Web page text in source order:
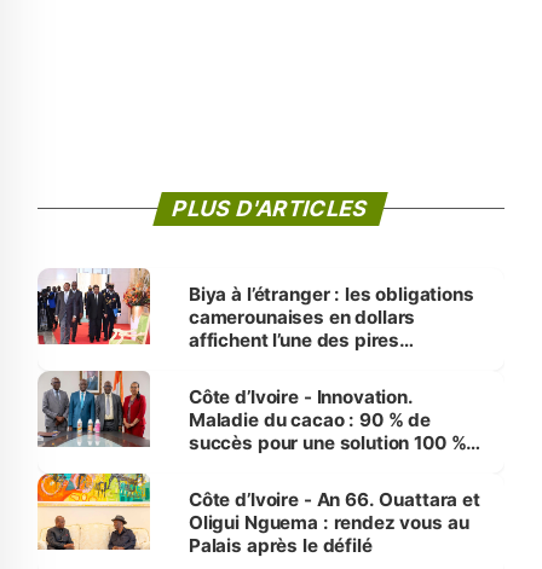
PLUS D'ARTICLES
Biya à l’étranger : les obligations
camerounaises en dollars
affichent l’une des pires
Côte d’Ivoire - Innovation.
Maladie du cacao : 90 % de
succès pour une solution 100 %
Côte d’Ivoire - An 66. Ouattara et
Oligui Nguema : rendez vous au
Palais après le défilé